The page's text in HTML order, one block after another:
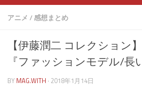
アニメ /感想まとめ
【伊藤潤二 コレクション
『ファッションモデル/長
BY MAG.WITH · 2018年1月14日